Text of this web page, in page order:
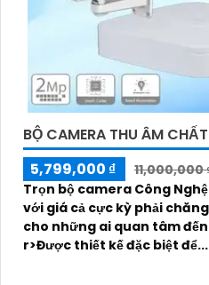
BỘ CAMERA THU ÂM
5,799,000 ₫
11,000,000
Trọn bộ camera Công
với giá cả cực kỳ phải
cho những ai quan tâm
r>Được thiết kế đặc biệt để...